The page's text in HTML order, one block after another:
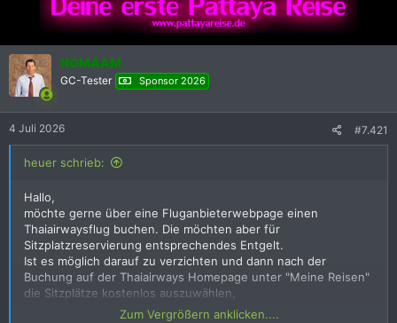
o
n
e
n
:
NOMAAM
GC-Tester Sponsor 2026
4 Juli 2026 #7.421
heuer schrieb:
Hallo,
möchte gerne über eine Fluganbieterwebpage einen
Thaiairwaysflug buchen. Die möchten aber für
Sitzplatzreservierung entsprechendes Entgelt.
Ist es möglich darauf zu verzichten und dann nach der
Buchung auf der Thaiairways Homepage unter "Meine Reisen"
die Sitzplätze kostenlos auszuwählen,
oder will die Thai mittlerweile entsprechendes Entgelt dafür?
Zum Vergrößern anklicken....